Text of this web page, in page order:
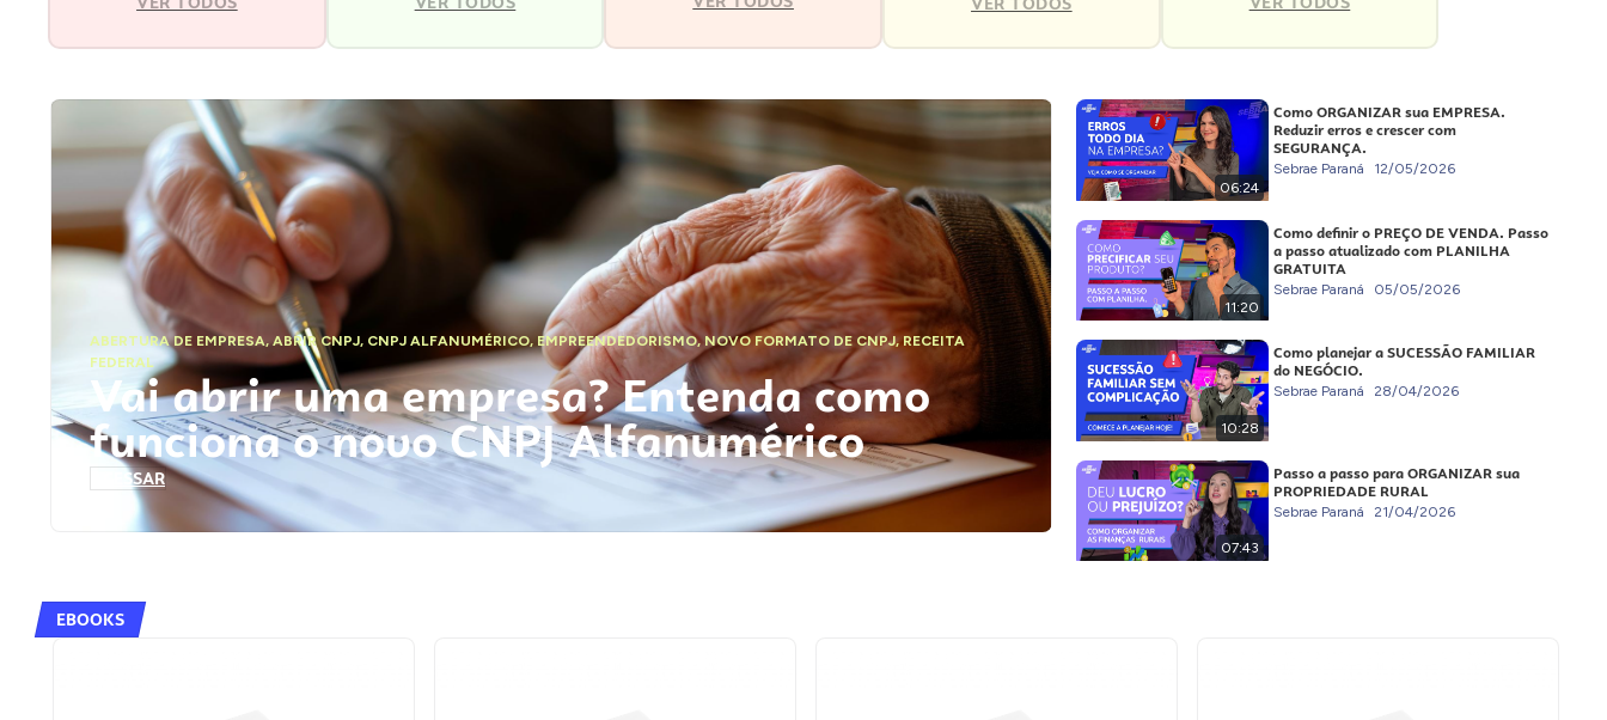
ABERTURA DE EMPRESA,ABRIR CNPJ, CNPJ ALFANUMÉRICO, EMPREENDEDORISMO,NOVO FORMATO DE CNPJ,RECEITA
FEDERAL
Vai abrir uma empresa? Entenda como
funciona o novo CNPJ Alfanumérico
ACESSAR
06:24
Como ORGANIZAR sua EMPRESA.
Reduzir erros e crescer com
SEGURANÇA.
Sebrae Paraná 12/05/2026
11:20
Como definir o PREÇO DE VENDA. Passo
a passo atualizado com PLANILHA
GRATUITA
Sebrae Paraná 05/05/2026
10:28
Como planejar a SUCESSÃO FAMILIAR
do NEGÓCIO.
Sebrae Paraná 28/04/2026
07:43
Passo a passo para ORGANIZAR sua
PROPRIEDADE RURAL
Sebrae Paraná 21/04/2026
EBOOKS